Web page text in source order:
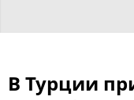
В Турции